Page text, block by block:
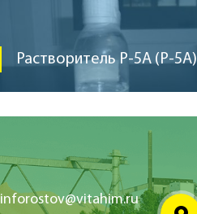
Растворитель Р-5А (Р-5А)
inforostov@vitahim.ru